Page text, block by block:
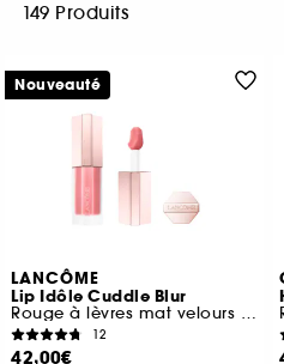
149 Produits
LANCÔME
Lip Idôle Cuddle Blur
Rouge à lèvres mat velours floutant enrichi en soin
12
42,00€
Nouveauté